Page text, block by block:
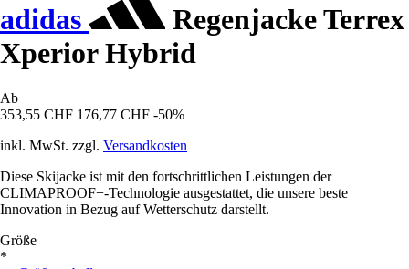
adidas
Regenjacke Terrex
Xperior Hybrid
Ab
353,55 CHF 176,77 CHF -50%
inkl. MwSt. zzgl. Versandkosten
Diese Skijacke ist mit den fortschrittlichen Leistungen der
CLIMAPROOF+-Technologie ausgestattet, die unsere beste
Innovation in Bezug auf Wetterschutz darstellt.
Größe
*